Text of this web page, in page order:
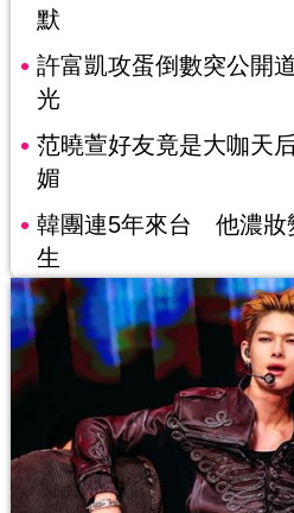
默
許富凱攻蛋倒數突公開
光
范曉萱好友竟是大咖天
媚
韓團連5年來台 他濃妝
生